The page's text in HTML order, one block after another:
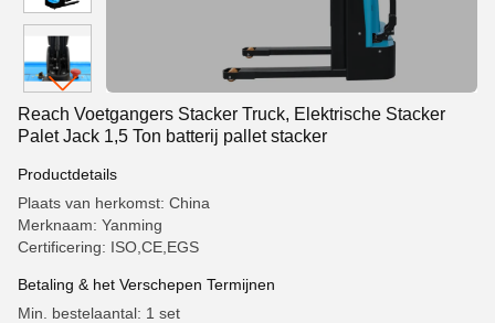
Reach Voetgangers Stacker Truck, Elektrische Stacker
Palet Jack 1,5 Ton batterij pallet stacker
Productdetails
Plaats van herkomst: China
Merknaam: Yanming
Certificering: ISO,CE,EGS
Betaling & het Verschepen Termijnen
Min. bestelaantal: 1 set